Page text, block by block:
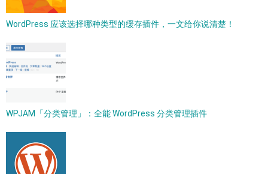
WordPress 应该选择哪种类型的缓存插件，一文给你说清楚！
WPJAM「分类管理」：全能 WordPress 分类管理插件